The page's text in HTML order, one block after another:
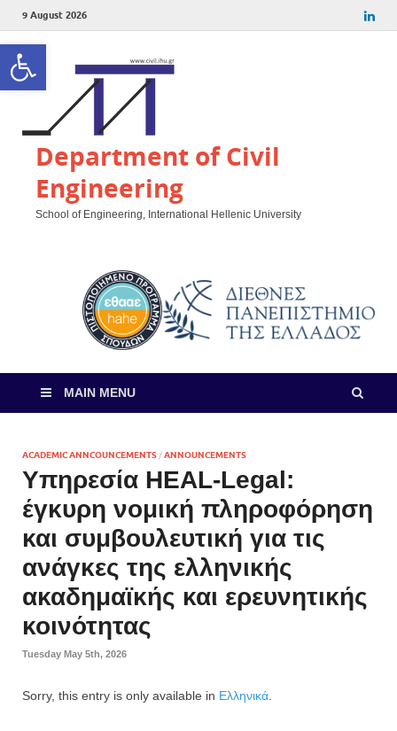
Open toolbar
9 August 2026
Department of Civil
Engineering
School of Engineering, International Hellenic University
MAIN MENU
ACADEMIC ANNCOUNCEMENTS /ANNOUNCEMENTS
Υπηρεσία HEAL-Legal:
έγκυρη νομική πληροφόρηση
και συμβουλευτική για τις
ανάγκες της ελληνικής
ακαδημαϊκής και ερευνητικής
κοινότητας
Tuesday May 5th, 2026
Sorry, this entry is only available in Ελληνικά